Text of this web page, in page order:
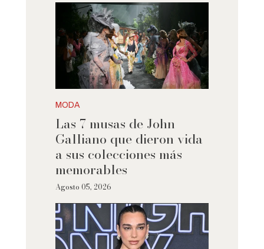
MODA
Las 7 musas de John
Galliano que dieron vida
a sus colecciones más
memorables
Agosto 05, 2026